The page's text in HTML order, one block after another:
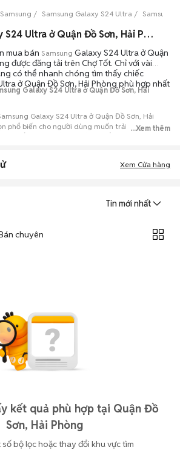
Samsung Samsung Galaxy S24 Ultra Samsung
0 Samsung Galaxy S24 Ultra ở Quận Đồ Sơn, Hải Phòng máy bền đẹp đang bán 08/2026
mua bán Samsung Galaxy S24 Ultra ở Quận
được đăng tải trên Chợ Tốt. Chỉ với vài
có thể nhanh chóng tìm thấy chiếc
ở Quận Đồ Sơn, Hải Phòng phù hợp nhất
Galaxy S24 Ultra ở Quận Đồ Sơn, Hải
Galaxy S24 Ultra ở Quận Đồ Sơn, Hải
phổ biến cho người dùng muốn trải nghiệm
thấp hơn so với khi mới ra mắt.
từ nhiều cá nhân muốn lên đời máy, mang đến
tình trạng bảo hành, hình thức máy và màu sắc.
năng thực tế của máy so với mô tả trên
bên có thể chủ động thỏa thuận giá cả và
giao dịch nhanh chóng khi đạt được
...Xem thêm
Xem Cửa hàng
Tin mới nhất
chuyên
kết quả phù hợp tại Quận Đồ
Sơn, Hải Phòng
bộ lọc hoặc thay đổi khu vực tìm